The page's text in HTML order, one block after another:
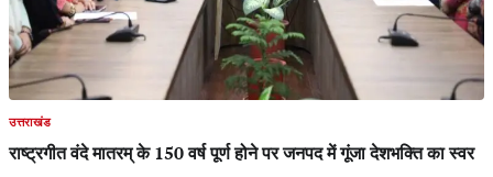
उत्तराखंड
राष्ट्रगीत वंदे मातरम् के 150 वर्ष पूर्ण होने पर जनपद में गूंजा देशभक्ति का स्वर